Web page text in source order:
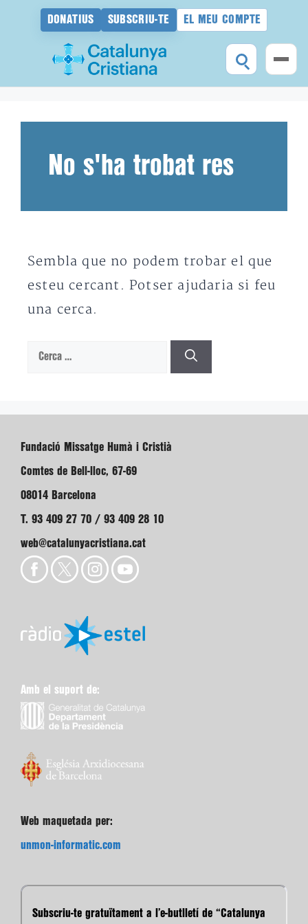
DONATIUS SUBSCRIU-TE EL MEU COMPTE
No s'ha trobat res
Sembla que no podem trobar el que
esteu cercant. Potser ajudaria si feu
una cerca.
Cerca:
Fundació Missatge Humà i Cristià
Comtes de Bell-lloc, 67-69
08014 Barcelona
T. 93 409 27 70 / 93 409 28 10
web@catalunyacristiana.cat
Amb el suport de:
Web maquetada per:
unmon-informatic.com
Subscriu-te gratuïtament a l’e-butlletí de “Catalunya